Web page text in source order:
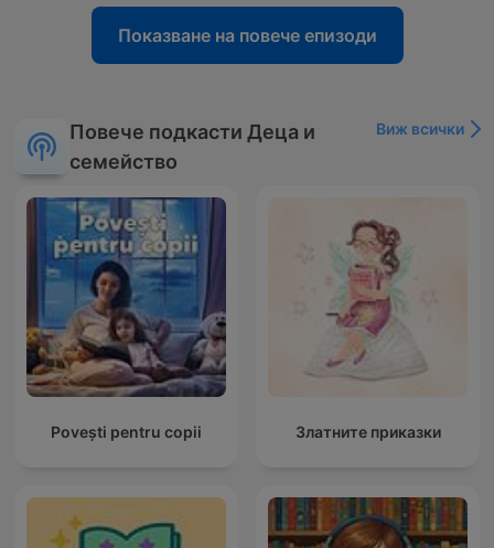
Показване на повече епизоди
Повече подкасти Деца и
семейство
Виж всички
Povești pentru copii Златните приказки